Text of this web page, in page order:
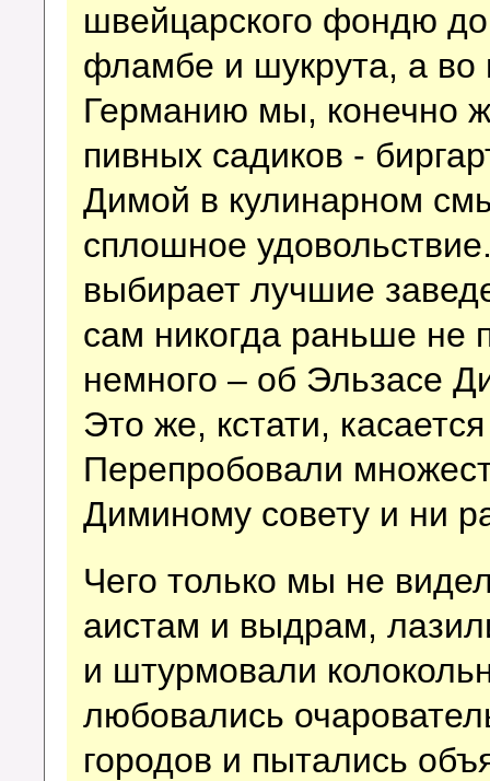
швейцарского фондю до
фламбе и шукрута, а во
Германию мы, конечно
пивных садиков -
Димой в кулинарном
сплошное
выбирает лучшие
сам никогда раньше не
немного – об Эльзасе
Это же, кстати,
Перепробовали
Диминому совету и ни
Чего только мы не
аистам и выдрам,
и штурмовали
любовались
городов и пытались